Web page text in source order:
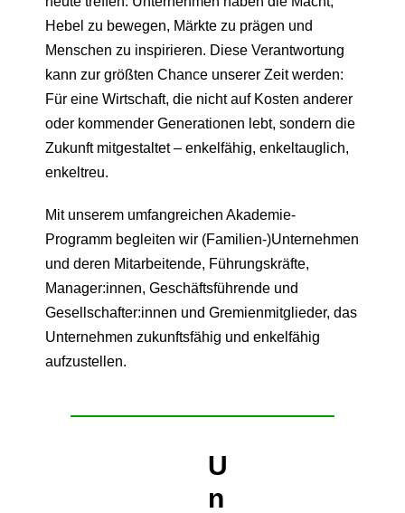
Hebel zu bewegen, Märkte zu prägen und
Menschen zu inspirieren. Diese Verantwortung
kann zur größten Chance unserer Zeit werden:
Für eine Wirtschaft, die nicht auf Kosten anderer
oder kommender Generationen lebt, sondern die
Zukunft mitgestaltet – enkelfähig, enkeltauglich,
enkeltreu.
Mit unserem umfangreichen Akademie-
Programm begleiten wir (Familien-)Unternehmen
und deren Mitarbeitende, Führungskräfte,
Manager:innen, Geschäftsführende und
Gesellschafter:innen und Gremienmitglieder, das
Unternehmen zukunftsfähig und enkelfähig
aufzustellen.
U
n